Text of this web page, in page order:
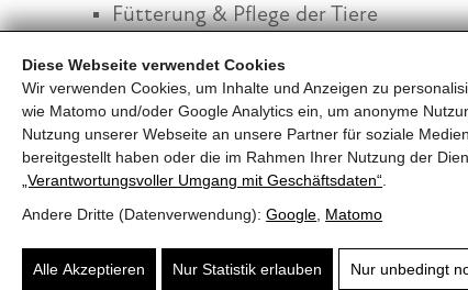
Diese Webseite verwendet Cookies
Wir verwenden Cookies, um Inhalte und Anzeigen zu
wie Matomo und/oder Google Analytics ein, um anonyme
Nutzung unserer Webseite an unsere Partner für soziale
bereitgestellt haben oder die im Rahmen Ihrer Nutzung der
„Verantwortungsvoller Umgang mit Geschäftsdaten“
Andere Dritte (Datenverwendung):Google Matomo
Alle Akzeptieren Nur Statistik erlauben Nur unbedingt
Fütterung & Pflege der Tiere
Zeit & Liebe schenken
Katzenstreichler*innen:
Katzensteichler*innen spielen eine besonders
unsere Katzen sehr wichtig. Dadurch lernen Sie,
Gassigeher*innen: